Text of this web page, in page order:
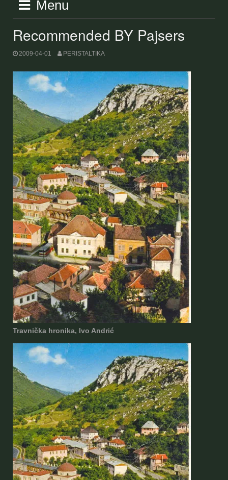
Menu
Recommended BY Pajsers
2009-04-01 PERISTALTIKA
Travnička hronika, Ivo Andrić